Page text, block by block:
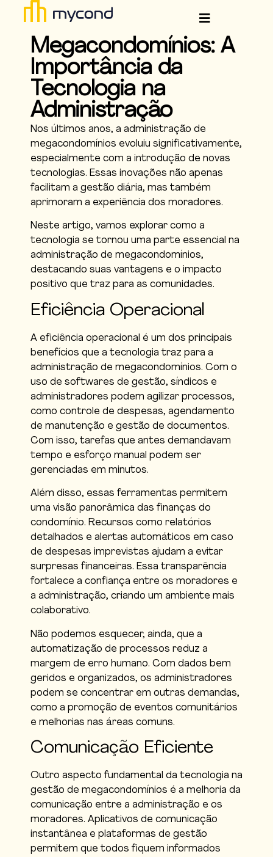
Megacondomínios: A
Importância da
Tecnologia na
Administração
Nos últimos anos, a administração de
megacondomínios evoluiu significativamente,
especialmente com a introdução de novas
tecnologias. Essas inovações não apenas
facilitam a gestão diária, mas também
aprimoram a experiência dos moradores.
Neste artigo, vamos explorar como a
tecnologia se tornou uma parte essencial na
administração de megacondomínios,
destacando suas vantagens e o impacto
positivo que traz para as comunidades.
Eficiência Operacional
A eficiência operacional é um dos principais
benefícios que a tecnologia traz para a
administração de megacondomínios. Com o
uso de softwares de gestão, síndicos e
administradores podem agilizar processos,
como controle de despesas, agendamento
de manutenção e gestão de documentos.
Com isso, tarefas que antes demandavam
tempo e esforço manual podem ser
gerenciadas em minutos.
Além disso, essas ferramentas permitem
uma visão panorâmica das finanças do
condomínio. Recursos como relatórios
detalhados e alertas automáticos em caso
de despesas imprevistas ajudam a evitar
surpresas financeiras. Essa transparência
fortalece a confiança entre os moradores e
a administração, criando um ambiente mais
colaborativo.
Não podemos esquecer, ainda, que a
automatização de processos reduz a
margem de erro humano. Com dados bem
geridos e organizados, os administradores
podem se concentrar em outras demandas,
como a promoção de eventos comunitários
e melhorias nas áreas comuns.
Comunicação Eficiente
Outro aspecto fundamental da tecnologia na
gestão de megacondomínios é a melhoria da
comunicação entre a administração e os
moradores. Aplicativos de comunicação
instantânea e plataformas de gestão
permitem que todos fiquem informados